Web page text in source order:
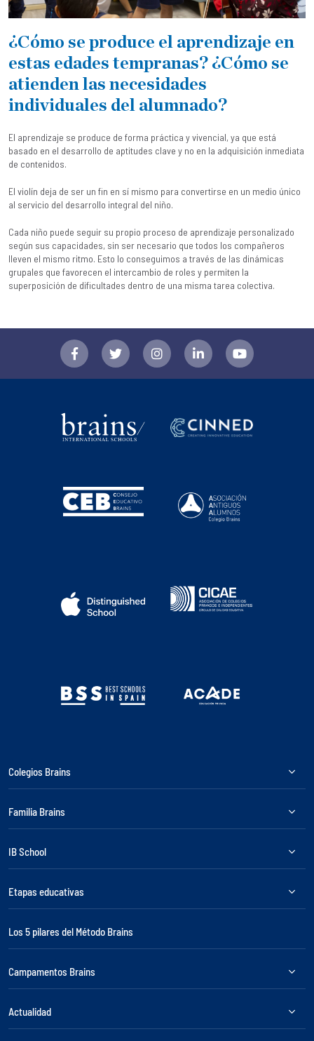
¿Cómo se produce el aprendizaje en
estas edades tempranas? ¿Cómo se
atienden las necesidades
individuales del alumnado?
El aprendizaje se produce de forma práctica y vivencial, ya que está
basado en el desarrollo de aptitudes clave y no en la adquisición inmediata
de contenidos.
El violín deja de ser un fin en sí mismo para convertirse en un medio único
al servicio del desarrollo integral del niño.
Cada niño puede seguir su propio proceso de aprendizaje personalizado
según sus capacidades, sin ser necesario que todos los compañeros
lleven el mismo ritmo. Esto lo conseguimos a través de las dinámicas
grupales que favorecen el intercambio de roles y permiten la
superposición de dificultades dentro de una misma tarea colectiva.
Colegios Brains
Familia Brains
IB School
Etapas educativas
Los 5 pilares del Método Brains
Campamentos Brains
Actualidad